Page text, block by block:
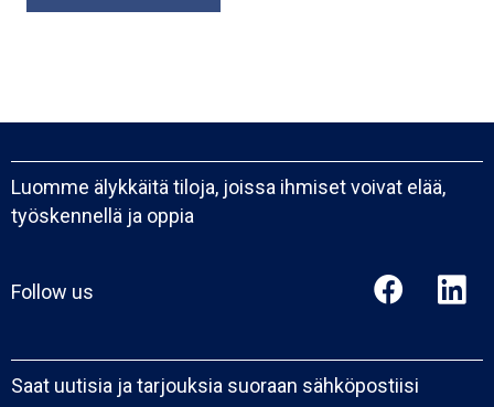
Luomme älykkäitä tiloja, joissa ihmiset voivat elää,
työskennellä ja oppia
Follow us
Saat uutisia ja tarjouksia suoraan sähköpostiisi